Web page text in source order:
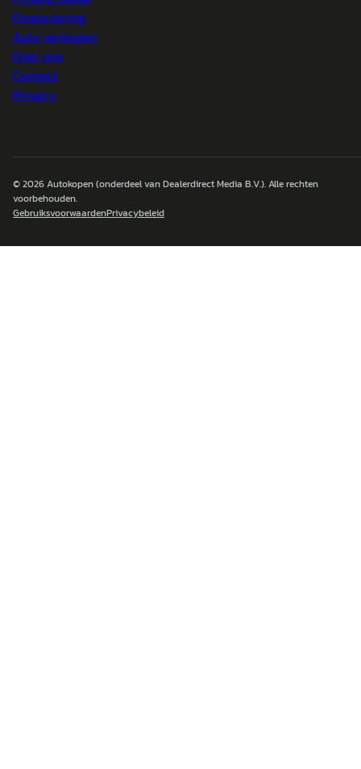
Financiering
Auto verkopen
Over ons
Contact
Privacy
© 2026Autokopen(onderdeel van Dealerdirect Media B.V.). Alle rechten
voorbehouden.
GebruiksvoorwaardenPrivacybeleid